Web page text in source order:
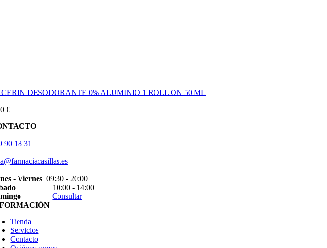
DESODORANTE 0% ALUMINIO 1 ROLL ON 50 ML
€
90 18 31
- Viernes 09:30 - 20:00
10:00 - 14:00
Consultar
Tienda
Servicios
Contacto